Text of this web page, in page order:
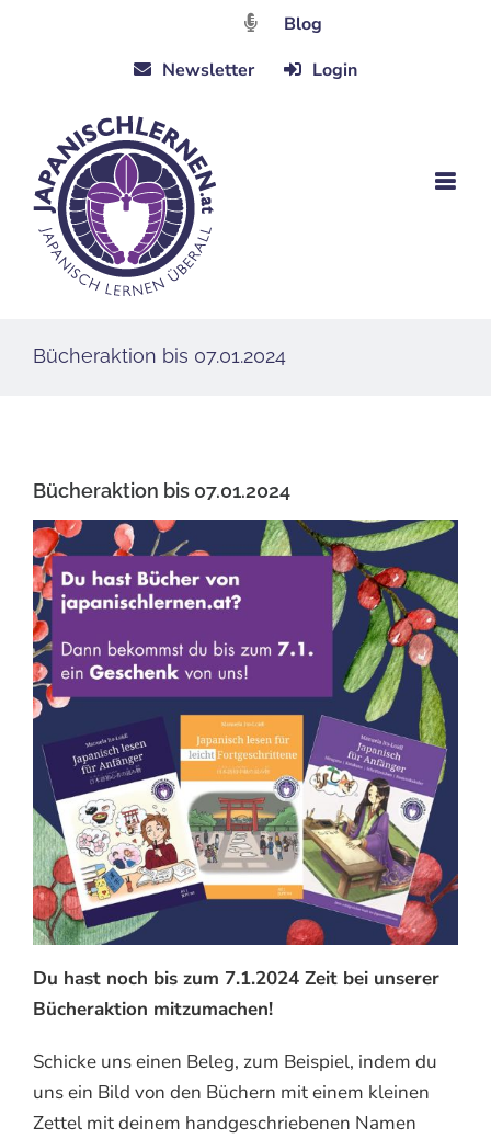
Blog
Newsletter
Login
Bücheraktion bis 07.01.2024
Bücheraktion bis 07.01.2024
Du hast noch bis zum 7.1.2024 Zeit bei unserer
Bücheraktion mitzumachen!
Schicke uns einen Beleg, zum Beispiel, indem du
uns ein Bild von den Büchern mit einem kleinen
Zettel mit deinem handgeschriebenen Namen